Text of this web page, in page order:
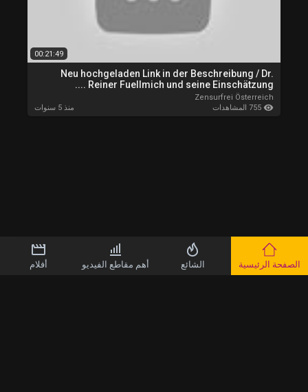
00:21:49
Neu hochgeladen Link in der Beschreibung / Dr.
Reiner Fuellmich und seine Einschätzung ....
Zensurfrei Österreich
منذ 5 سنوات
الصفحة الرئيسية الشائع أهم مقاطع الفيديو أفلام